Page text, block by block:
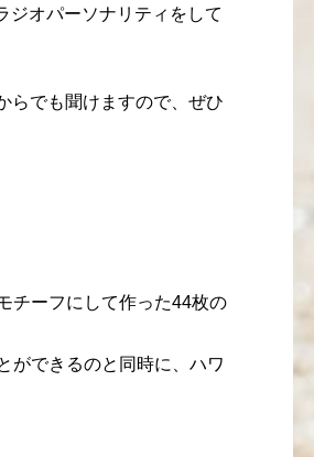
ジオパーソナリティをして
らでも聞けますので、ぜひ
チーフにして作った44枚の
ができるのと同時に、ハワ